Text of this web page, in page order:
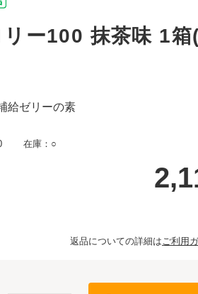
リー100 抹茶味 1
給ゼリーの素
返品についての詳細はご利用
在庫： ○